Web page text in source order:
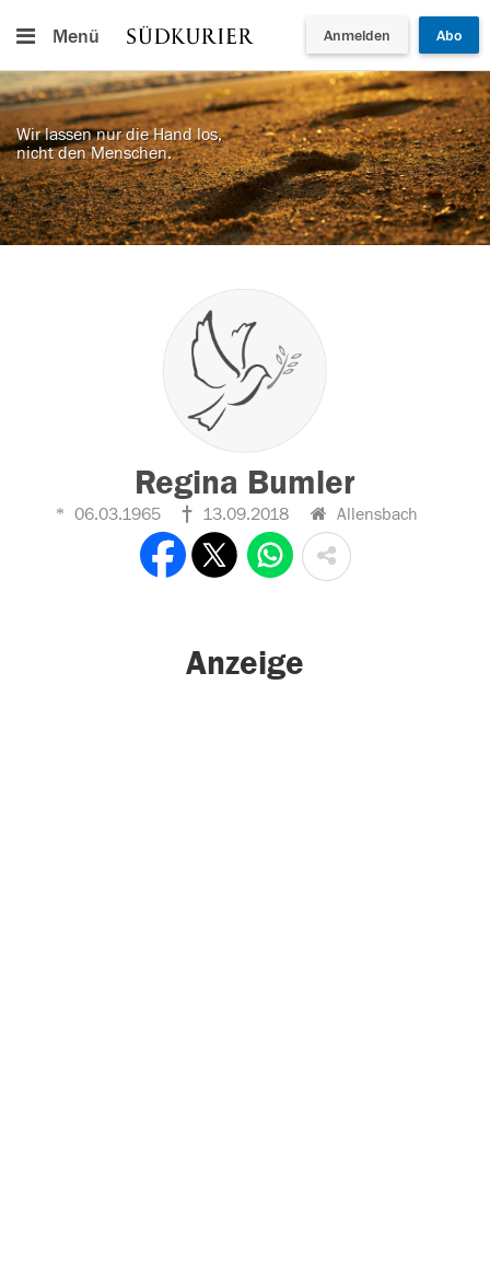
Menü Anmelden Abo
Wir lassen nur die Hand los,
nicht den Menschen.
Regina Bumler
06.03.1965 13.09.2018 Allensbach
Anzeige